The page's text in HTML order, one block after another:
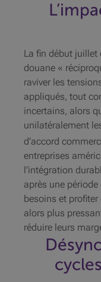
La fin début juillet
douane «
raviver les
appliqués, tout
incertains, alors
unilatéralement
d’accord
entreprises
l’intégration
après une
besoins et profiter
alors plus
réduire leurs